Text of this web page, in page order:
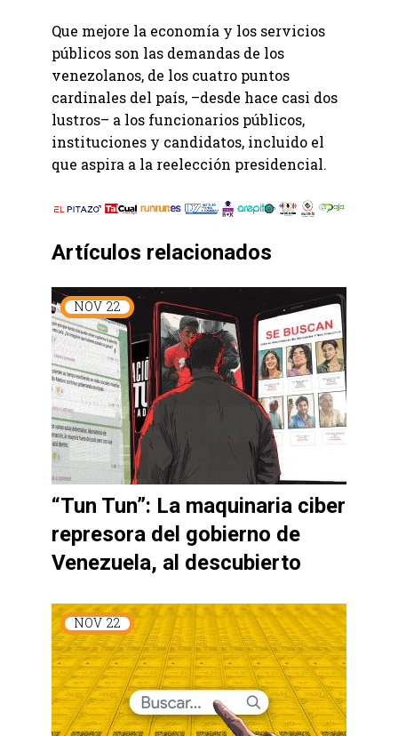
Que mejore la economía y los servicios
públicos son las demandas de los
venezolanos, de los cuatro puntos
cardinales del país, –desde hace casi dos
lustros– a los funcionarios públicos,
instituciones y candidatos, incluido el
que aspira a la reelección presidencial.
Artículos relacionados
NOV 22
“Tun Tun”: La maquinaria ciber
represora del gobierno de
Venezuela, al descubierto
NOV 22